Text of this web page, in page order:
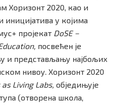
Хоризонт 2020, као и
иницијатива у којима
пројекат DoSE −
посвећен је
и представљању најбољих
нивоу. Хоризонт 2020
as Living Labs, обједињује
(отворена школа,